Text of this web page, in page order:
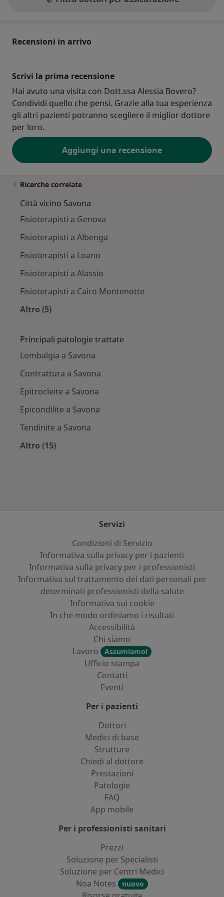
Recensioni in arrivo
Scrivi la prima recensione
Hai avuto una visita con Dott.ssa Alessia Bovero?
Condividi quello che pensi. Grazie alla tua esperienza
gli altri pazienti potranno scegliere il miglior dottore
per loro.
Aggiungi una recensione
Ricerche correlate
Città vicino Savona
Fisioterapisti a Genova
Fisioterapisti a Albenga
Fisioterapisti a Loano
Fisioterapisti a Alassio
Fisioterapisti a Cairo Montenotte
Altro (5)
Principali patologie trattate
Lombalgia a Savona
Contrattura a Savona
Epitrocleite a Savona
Epicondilite a Savona
Tendinite a Savona
Altro (15)
Servizi
Condizioni di Servizio
Informativa sulla privacy per i pazienti
Informativa sulla privacy per i professionisti
Informativa sul trattamento dei dati personali per
determinati professionisti della salute
Informativa sui cookie
In che modo ordiniamo i risultati
Accessibilità
Chi siamo
Lavoro
Assumiamo!
Ufficio stampa
Contatti
Eventi
Per i pazienti
Dottori
Medici di base
Strutture
Chiedi al dottore
Prestazioni
Patologie
FAQ
App mobile
Per i professionisti sanitari
Prezzi
Soluzione per Specialisti
Soluzione per Centri Medici
Noa Notes
nuovo